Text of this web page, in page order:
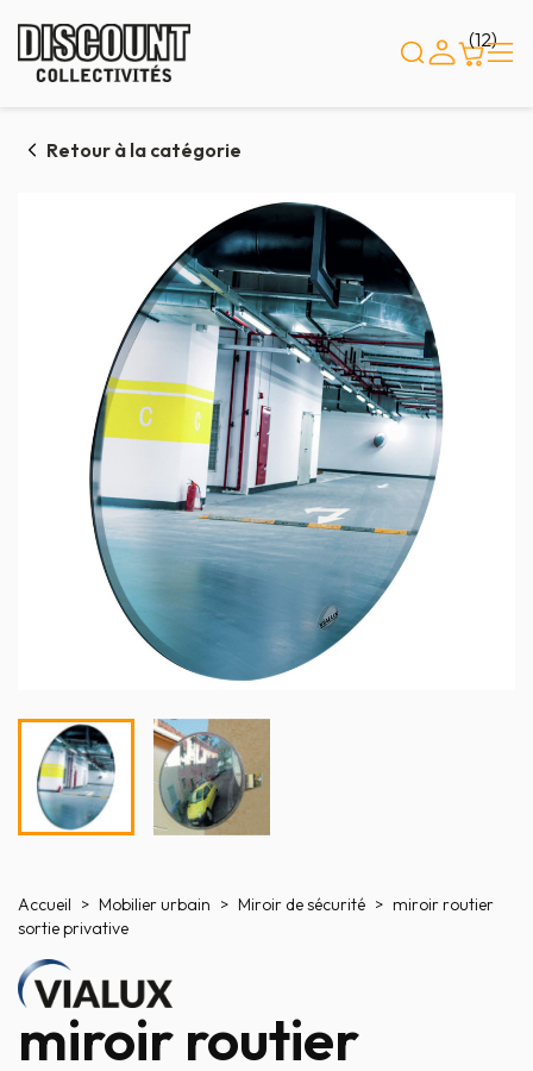
(12)
Retour à la catégorie
Accueil Mobilier urbain Miroir de sécurité
miroir routier
sortie privative
miroir routier